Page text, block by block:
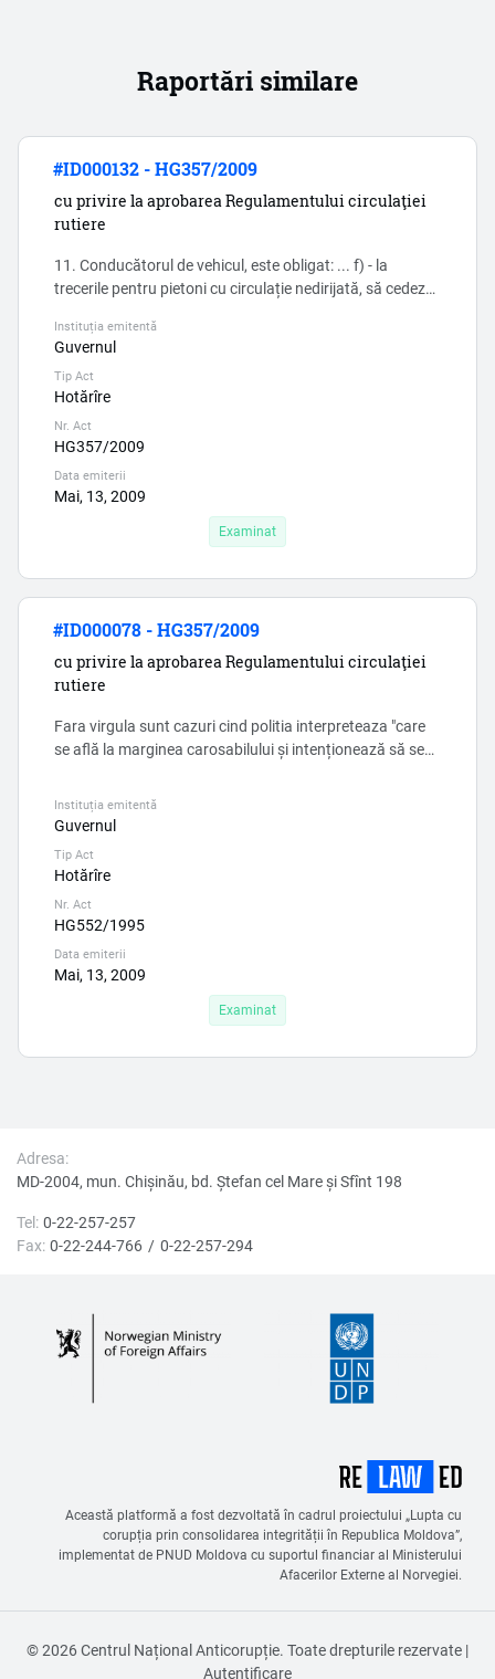
Raportări similare
#ID000132 - HG357/2009
cu privire la aprobarea Regulamentului circulaţiei
rutiere
11. Conducătorul de vehicul, este obligat: ... f) - la
trecerile pentru pietoni cu circulație nedirijată, să cedeze
carosabile și intenționează să se angajeze în traversare,
precum și celor care traversează drumul pe partea
Instituția emitentă
Guvernul
Tip Act
Hotărîre
Nr. Act
HG357/2009
Data emiterii
Mai, 13, 2009
Examinat
#ID000078 - HG357/2009
cu privire la aprobarea Regulamentului circulaţiei
rutiere
Fara virgula sunt cazuri cind politia interpreteaza "care
se află la marginea carosabilului și intenționează să se
opusul directiei de mers al automobilului.
Instituția emitentă
Guvernul
Tip Act
Hotărîre
Nr. Act
HG552/1995
Data emiterii
Mai, 13, 2009
Examinat
Adresa:
MD-2004, mun. Chișinău, bd. Ştefan cel Mare şi Sfînt 198
Tel: 0-22-257-257
Fax: 0-22-244-766 0-22-257-294
Această platformă a fost dezvoltată în cadrul proiectului „Lupta cu
corupția prin consolidarea integrității în Republica Moldova”,
implementat de PNUD Moldova cu suportul financiar al Ministerului
Afacerilor Externe al Norvegiei.
© 2026 Centrul Național Anticorupție. Toate drepturile rezervate |
Autentificare